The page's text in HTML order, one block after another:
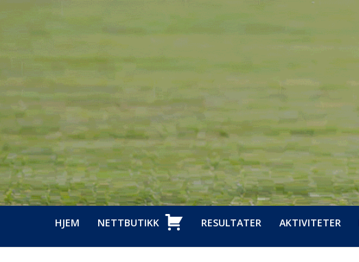
HJEM NETTBUTIKK RESULTATER AKTIVITETER